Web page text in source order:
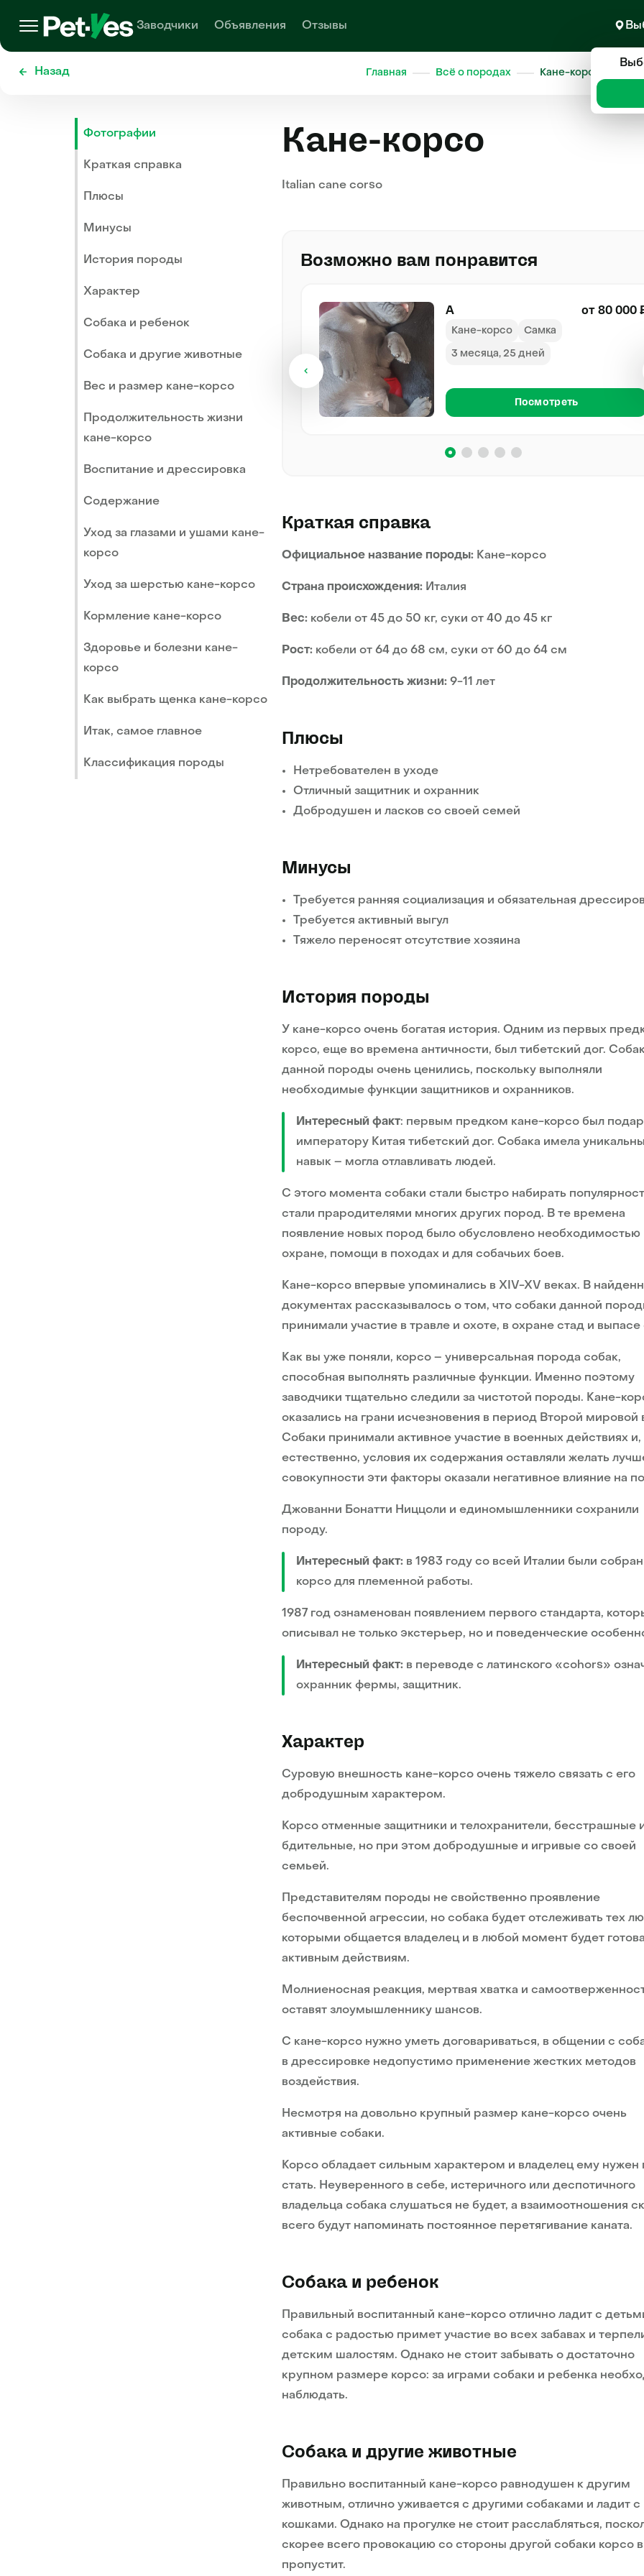
Заводчики Объявления Отзывы
Назад Главная Всё о породах Кане-корсо
Фотографии
Краткая справка
Плюсы
Минусы
История породы
Характер
Собака и ребенок
Собака и другие животные
Вес и размер кане-корсо
Продолжительность жизни
кане-корсо
Воспитание и дрессировка
Содержание
Уход за глазами и ушами кане-
корсо
Уход за шерстью кане-корсо
Кормление кане-корсо
Здоровье и болезни кане-
корсо
Как выбрать щенка кане-корсо
Итак, самое главное
Классификация породы
Кане-корсо
Italian cane corso
Возможно вам понравится
6 месяцев, 29 дней
А от 80 000
Кане-корсо Самка
3 месяца, 25 дней
Посмотреть
Краткая справка
Официальное название породы: Кане-корсо
Страна происхождения: Италия
Вес: кобели от 45 до 50 кг, суки от 40 до 45 кг
Рост: кобели от 64 до 68 см, суки от 60 до 64 см
Продолжительность жизни: 9-11 лет
Плюсы
Нетребователен в уходе
Отличный защитник и охранник
Добродушен и ласков со своей семей
Минусы
Требуется ранняя социализация и обязательная
Требуется активный выгул
Тяжело переносят отсутствие хозяина
История породы
У кане-корсо очень богатая история. Одним из первых
корсо, еще во времена античности, был тибетский дог.
данной породы очень ценились, поскольку выполняли
необходимые функции защитников и охранников.
Интересный факт: первым предком кане-корсо был
императору Китая тибетский дог. Собака имела
навык – могла отлавливать людей.
С этого момента собаки стали быстро набирать
стали прародителями многих других пород. В те времена
появление новых пород было обусловлено необходимостью
охране, помощи в походах и для собачьих боев.
Кане-корсо впервые упоминались в XIV-XV веках. В
документах рассказывалось о том, что собаки данной
принимали участие в травле и охоте, в охране стад и выпасе
Как вы уже поняли, корсо – универсальная порода собак,
способная выполнять различные функции. Именно поэтому
заводчики тщательно следили за чистотой породы. Кане-
оказались на грани исчезновения в период Второй мировой
Собаки принимали активное участие в военных действиях и,
естественно, условия их содержания оставляли желать
совокупности эти факторы оказали негативное влияние на
Джованни Бонатти Ниццоли и единомышленники сохранили
породу.
Интересный факт: в 1983 году со всей Италии были
корсо для племенной работы.
1987 год ознаменован появлением первого стандарта,
описывал не только экстерьер, но и поведенческие
Интересный факт: в переводе с латинского «cohors»
охранник фермы, защитник.
Характер
Суровую внешность кане-корсо очень тяжело связать с его
добродушным характером.
Корсо отменные защитники и телохранители, бесстрашные
бдительные, но при этом добродушные и игривые со своей
семьей.
Представителям породы не свойственно проявление
беспочвенной агрессии, но собака будет отслеживать тех
которыми общается владелец и в любой момент будет
активным действиям.
Молниеносная реакция, мертвая хватка и
оставят злоумышленнику шансов.
С кане-корсо нужно уметь договариваться, в общении с
в дрессировке недопустимо применение жестких методов
воздействия.
Несмотря на довольно крупный размер кане-корсо очень
активные собаки.
Корсо обладает сильным характером и владелец ему нужен
стать. Неуверенного в себе, истеричного или деспотичного
владельца собака слушаться не будет, а взаимоотношения
всего будут напоминать постоянное перетягивание каната.
Собака и ребенок
Правильный воспитанный кане-корсо отлично ладит с
собака с радостью примет участие во всех забавах и
детским шалостям. Однако не стоит забывать о достаточно
крупном размере корсо: за играми собаки и ребенка
наблюдать.
Собака и другие животные
Правильно воспитанный кане-корсо равнодушен к другим
животным, отлично уживается с другими собаками и ладит с
кошками. Однако на прогулке не стоит расслабляться,
скорее всего провокацию со стороны другой собаки корсо
пропустит.